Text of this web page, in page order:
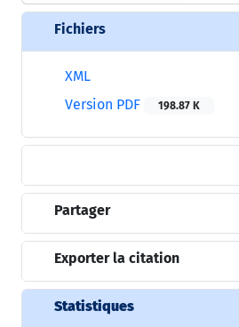
Fichiers
XML
Version PDF
198.87 K
Partager
Exporter la citation
Statistiques